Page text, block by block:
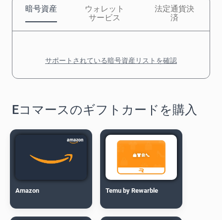
暗号資産
ウォレット
サービス
法定通貨決
済
サポートされている暗号資産リストを確認
Eコマースのギフトカードを購入
Amazon Temu by Rewarble